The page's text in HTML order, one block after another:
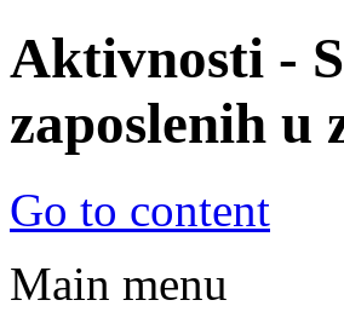
Aktivnosti -
zaposlenih
Go to content
Main menu
© Sekcija mladih
zdravstvu i